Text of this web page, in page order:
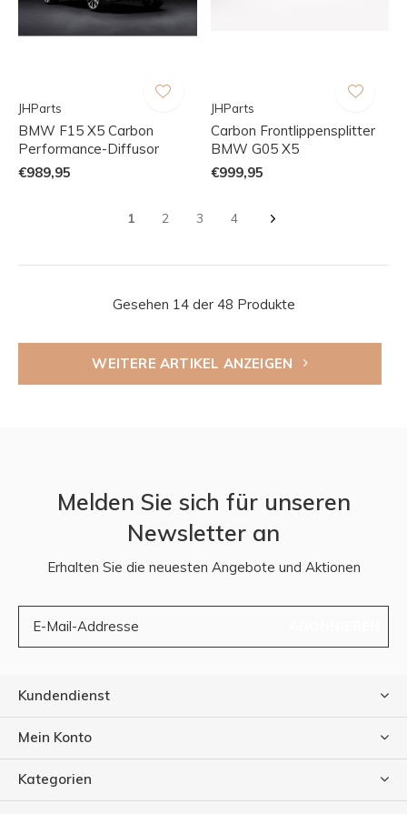
JHParts
BMW F15 X5 Carbon
Performance-Diffusor
€989,95
JHParts
Carbon Frontlippensplitter
BMW G05 X5
€999,95
1 2 3 4
Gesehen 14 der 48 Produkte
WEITERE ARTIKEL ANZEIGEN
Melden Sie sich für unseren
Newsletter an
Erhalten Sie die neuesten Angebote und Aktionen
Kundendienst
Mein Konto
Kategorien